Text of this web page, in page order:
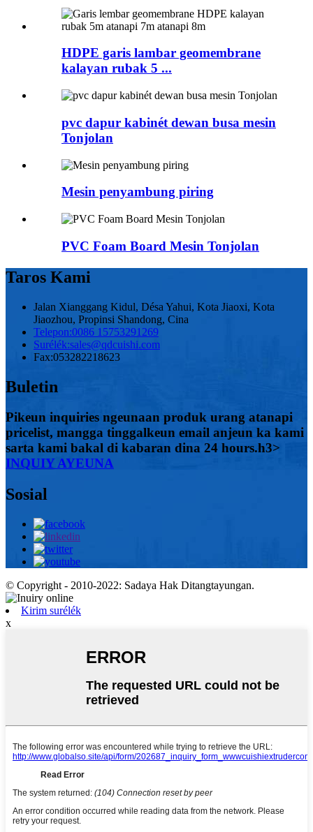
HDPE garis lambar geomembrane
kalayan rubak 5 ...
pvc dapur kabinét dewan busa mesin
Tonjolan
Mesin penyambung piring
PVC Foam Board Mesin Tonjolan
Taros Kami
Jalan Xianggang Kidul, Désa Yahui, Kota Jiaoxi, Kota
Jiaozhou, Propinsi Shandong, Cina
Telepon:0086 15753291269
Surélék:sales@qdcuishi.com
Fax:053282218623
Buletin
Pikeun inquiries ngeunaan produk urang atanapi
pricelist, mangga tinggalkeun email anjeun ka kami
sarta kami bakal di kabaran dina 24 hours.h3>
INQUIY AYEUNA
Sosial
© Copyright - 2010-2022: Sadaya Hak Ditangtayungan.
Kirim surélék
x